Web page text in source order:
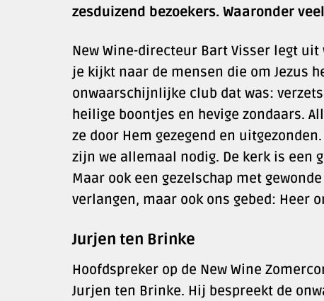
zesduizend bezoekers. Waaronder
New Wine-directeur Bart Visser legt uit
je kijkt naar de mensen die om Jezus
onwaarschijnlijke club dat was:
heilige boontjes en hevige zondaars.
ze door Hem gezegend en
zijn we allemaal nodig. De kerk is een
Maar ook een gezelschap met
verlangen, maar ook ons gebed: Heer
Jurjen ten Brinke
Hoofdspreker op de New Wine
Jurjen ten Brinke. Hij bespreekt de